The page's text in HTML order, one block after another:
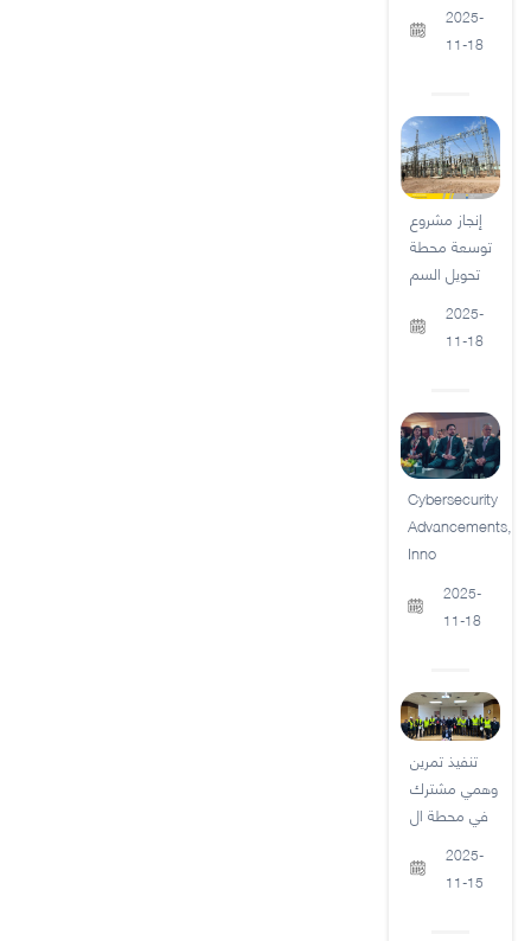
2025-
11-18
إنجاز مشروع
توسعة محطة
تحويل السم
2025-
11-18
Cybersecurity
Advancements,
Inno
2025-
11-18
تنفيذ تمرين
وهمي مشترك
في محطة ال
2025-
11-15